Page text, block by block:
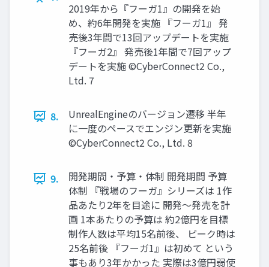
2019年から『フーガ1』の開発を始
め、約6年開発を実施 『フーガ1』 発
売後3年間で13回アップデートを実施
『フーガ2』 発売後1年間で7回アップ
デートを実施 ©CyberConnect2 Co.,
Ltd. 7
8.
UnrealEngineのバージョン遷移 半年
に一度のペースでエンジン更新を実施
©CyberConnect2 Co., Ltd. 8
9.
開発期間・予算・体制 開発期間 予算
体制 『戦場のフーガ』シリーズは 1作
品あたり2年を目途に 開発～発売を計
画 1本あたりの予算は 約2億円を目標
制作人数は平均15名前後、 ピーク時は
25名前後 『フーガ1』は初めて という
事もあり3年かかった 実際は3億円弱使